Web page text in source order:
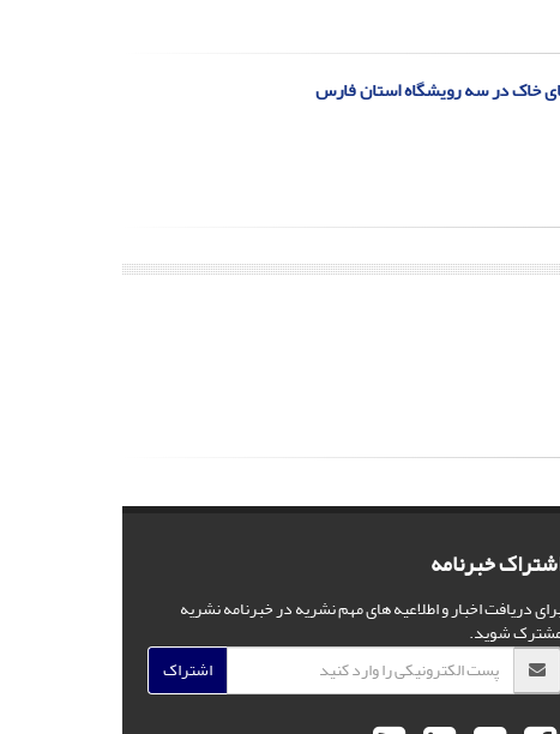
خاک در سه رویشگاه استان فارس
خبرنامه
دریافت اخبار و اطلاعیه های مهم نشریه در خبرنامه نشریه
شوید.
اشتراک